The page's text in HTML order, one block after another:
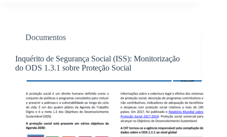
Documentos
Inquérito de Segurança Social (ISS): Monitorização
do ODS 1.3.1 sobre Proteção Social